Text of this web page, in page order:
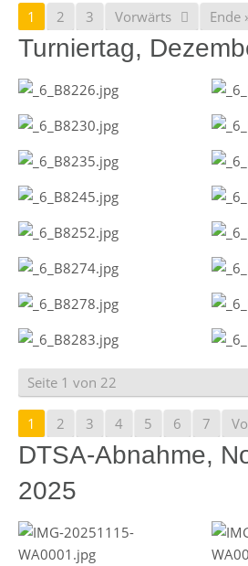
1 2 3 Vorwärts Ende
Turniertag,
Seite 1 von 22
1 2 3 4 5 6 7
DTSA-Abnahme,
2025